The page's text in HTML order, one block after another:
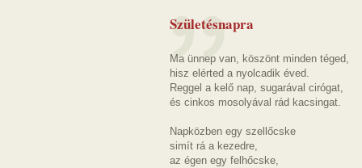
Születésnapra
Ma ünnep van, köszönt minden téged,
hisz elérted a nyolcadik éved.
Reggel a kelő nap, sugarával cirógat,
és cinkos mosolyával rád kacsingat.
Napközben egy szellőcske
simít rá a kezedre,
az égen egy felhőcske,